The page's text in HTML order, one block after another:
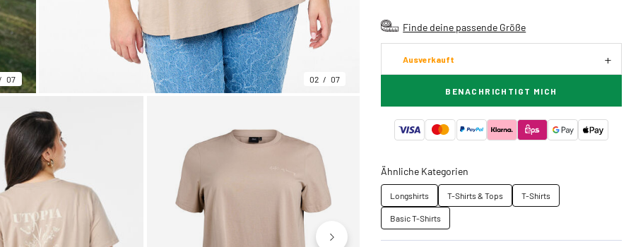
07 02 07
Finde deine passende Größe
Ausverkauft
BENACHRICHTIGT MICH
Ähnliche Kategorien
Longshirts T-Shirts & Tops
T-Shirts
Basic T-Shirts